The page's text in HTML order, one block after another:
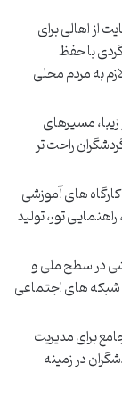
از اهالی برای
با حفظ
به مردم محلی
مسیرهای
راحت تر
کارگاه های آموزشی
تور، تولید
در سطح ملی و
های اجتماعی
برای مدیریت
در زمینه